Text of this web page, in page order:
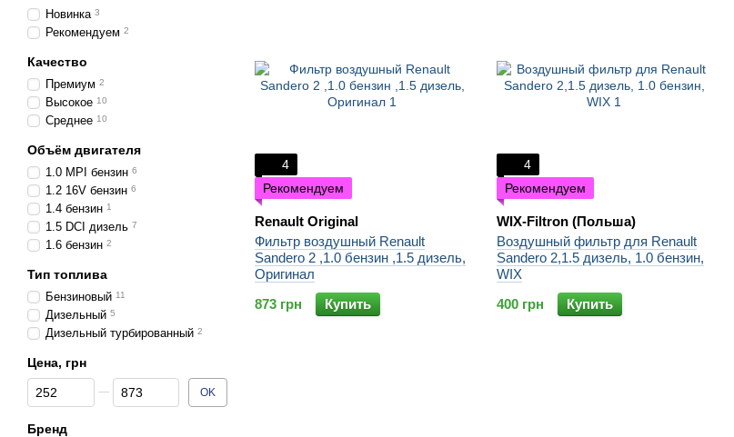
4
Рекомендуем
Renault Original
Фильтр воздушный Renault
Sandero 2 ,1.0 бензин ,1.5 дизель,
Оригинал
873 грн
Купить
4
Рекомендуем
WIX-Filtron (Польша)
Воздушный фильтр для Renault
Sandero 2,1.5 дизель, 1.0 бензин,
WIX
400 грн
Купить
Новинка 3
Рекомендуем 2
Качество
Премиум 2
Высокое 10
Среднее 10
Объём двигателя
1.0 MPI бензин 6
1.2 16V бензин 6
1.4 бензин 1
1.5 DCI дизель 7
1.6 бензин 2
Тип топлива
Бензиновый 11
Дизельный 5
Дизельный турбированный 2
Цена, грн
От Цена, грн
До Цена, грн OK
Бренд